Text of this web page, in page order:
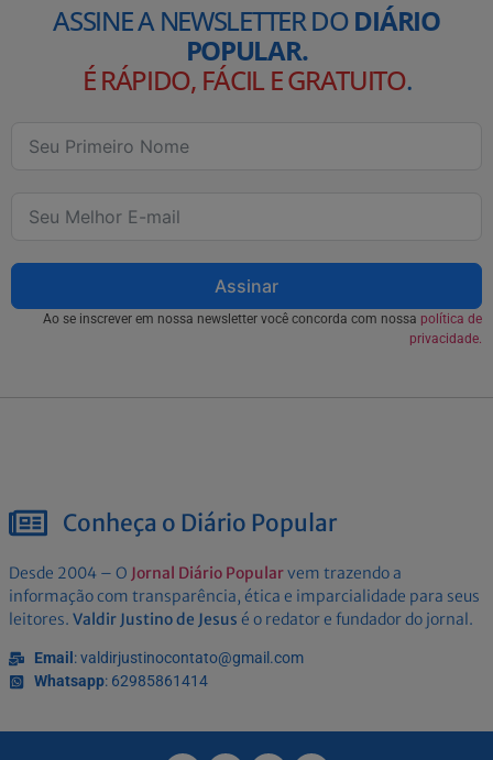
ASSINE A NEWSLETTER DODIÁRIO
POPULAR.
É RÁPIDO, FÁCIL E GRATUITO.
Assinar
Ao se inscrever em nossa newsletter você concorda com nossa política de
privacidade.
Conheça o Diário Popular
Desde 2004 – O Jornal Diário Popularvem trazendo a
informação com transparência, ética e imparcialidade para seus
leitores. Valdir Justino de Jesus é o redator e fundador do jornal.
Email : valdirjustinocontato@gmail.com
Whatsapp: 62985861414